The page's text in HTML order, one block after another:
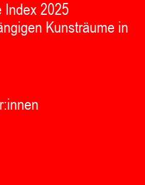
Index 2025
Kunsträume in